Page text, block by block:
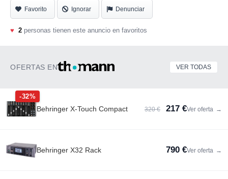
mueble, impecable en todos los sentidos, apenas tocado.
cepillo para limpiar teclas y cobertura para el teclado.
Favorito Ignorar Denunciar
♥ 2 personas tienen este anuncio en favoritos
OFERTAS EN VER TODAS
-32%
Behringer X-Touch Compact 320 € 217 €Ver oferta →
Behringer X32 Rack 790 €Ver oferta →